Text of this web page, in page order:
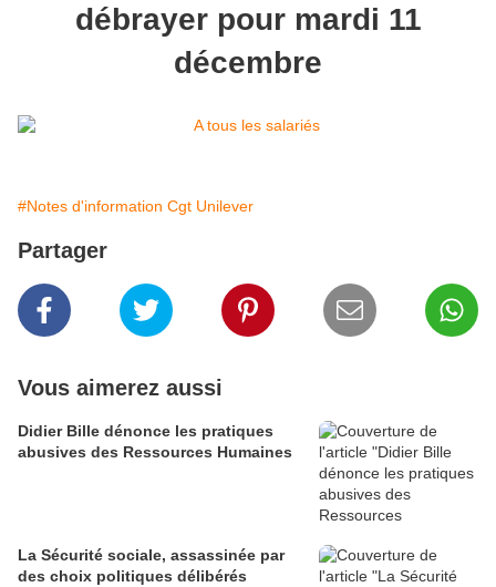
débrayer pour mardi 11
décembre
#Notes d'information Cgt Unilever
Partager
Vous aimerez aussi
Didier Bille dénonce les pratiques
abusives des Ressources Humaines
La Sécurité sociale, assassinée par
des choix politiques délibérés